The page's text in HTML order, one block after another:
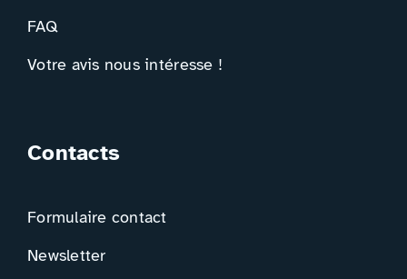
FAQ
Votre avis nous intéresse !
Contacts
Formulaire contact
Newsletter